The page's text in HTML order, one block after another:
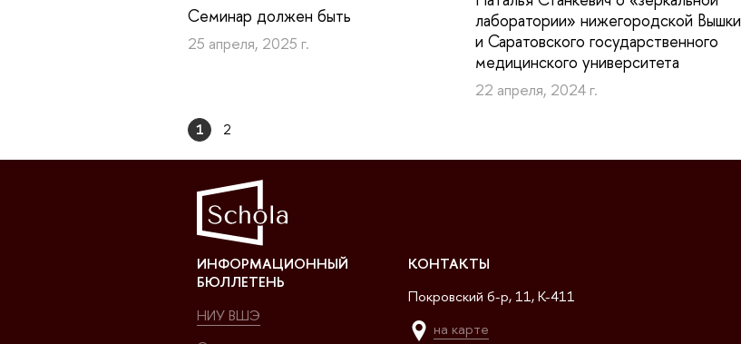
Семинар должен быть
25 апреля, 2025 г.
лаборатории» нижегородской Вышки
и Саратовского государственного
медицинского университета
22 апреля, 2024 г.
1 2
ИНФОРМАЦИОННЫЙ
БЮЛЛЕТЕНЬ
НИУ ВШЭ
КОНТАКТЫ
Покровский б-р, 11, K-411
на карте